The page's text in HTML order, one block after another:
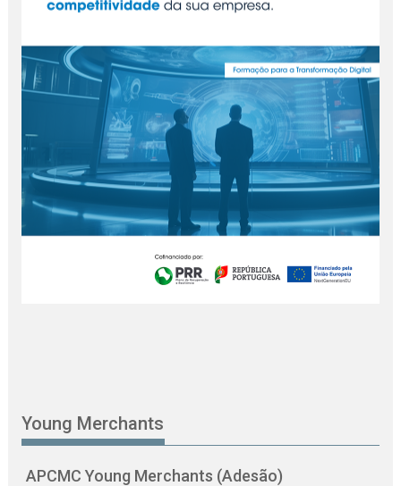
Young Merchants
APCMC Young Merchants (Adesão)